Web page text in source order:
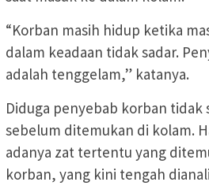
“Korban masih hidup ketika
dalam keadaan tidak sadar.
adalah tenggelam,” katanya.
Diduga penyebab korban tidak
sebelum ditemukan di kolam.
adanya zat tertentu yang
korban, yang kini tengah